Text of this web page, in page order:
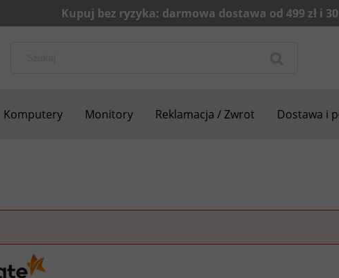
Komputery Monitory Reklamacja / Zwrot Dostawa i